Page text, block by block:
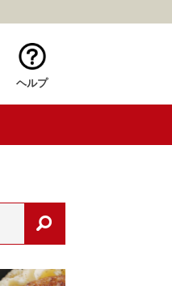
ヘルプ